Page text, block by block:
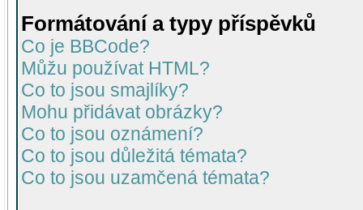
Formátování a typy příspěvků
Co je BBCode?
Můžu používat HTML?
Co to jsou smajlíky?
Mohu přidávat obrázky?
Co to jsou oznámení?
Co to jsou důležitá témata?
Co to jsou uzamčená témata?